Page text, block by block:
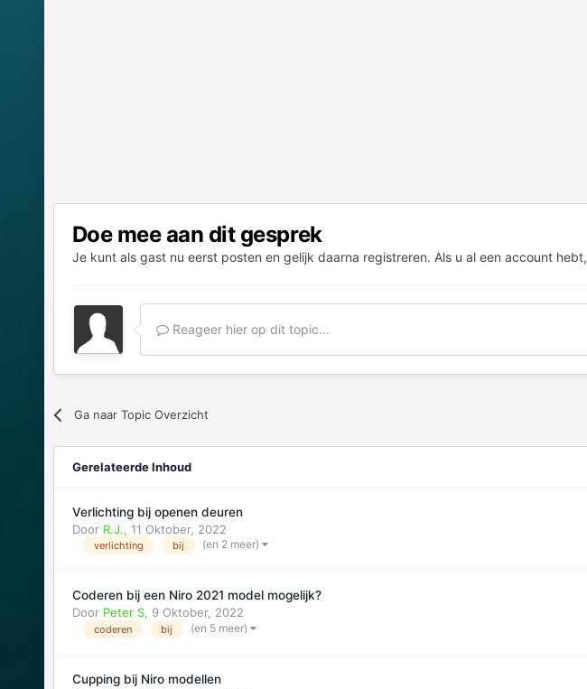
Doe mee aan dit gesprek
Je kunt als gast nu eerst posten en gelijk daarna registreren. Als u al een account hebt,
Reageer hier op dit topic...
Ga naar Topic Overzicht
Gerelateerde Inhoud
Verlichting bij openen deuren
Door R.J. 11 Oktober, 2022
verlichting bij (en 2 meer)
Coderen bij een Niro 2021 model mogelijk?
Door Peter S, 9 Oktober, 2022
coderen bij (en 5 meer)
Cupping bij Niro modellen